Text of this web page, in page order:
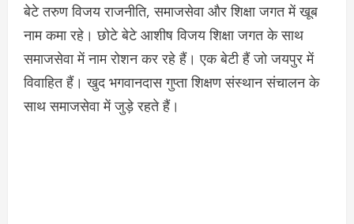
बेटे तरुण विजय राजनीति, समाजसेवा और शिक्षा जगत में खूब
नाम कमा रहे। छोटे बेटे आशीष विजय शिक्षा जगत के साथ
समाजसेवा में नाम रोशन कर रहे हैं। एक बेटी हैं जो जयपुर में
विवाहित हैं। खुद भगवानदास गुप्ता शिक्षण संस्थान संचालन के
साथ समाजसेवा में जुड़े रहते हैं।